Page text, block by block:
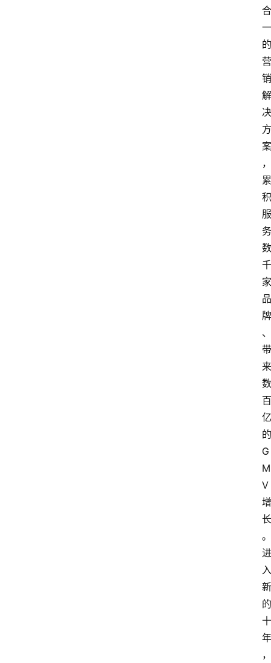
合
一
的
营
销
解
决
方
案
，
累
积
服
务
数
千
家
品
牌
、
带
来
数
百
亿
的
G
M
V
增
长
。
进
入
新
的
十
年
，